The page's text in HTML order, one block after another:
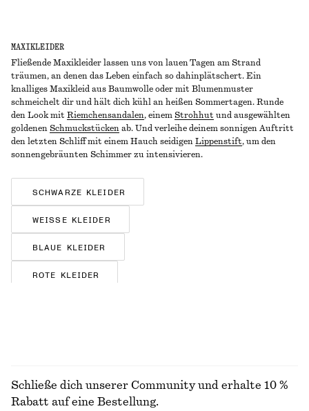
MAXIKLEIDER
Fließende Maxikleider lassen uns von lauen Tagen am Strand
träumen, an denen das Leben einfach so dahinplätschert. Ein
knalliges Maxikleid aus Baumwolle oder mit Blumenmuster
schmeichelt dir und hält dich kühl an heißen Sommertagen. Runde
den Look mit Riemchensandalen, einem Strohhut und ausgewählten
goldenen Schmuckstücken ab. Und verleihe deinem sonnigen Auftritt
den letzten Schliff mit einem Hauch seidigen Lippenstift, um den
sonnengebräunten Schimmer zu intensivieren.
SCHWARZE KLEIDER
WEISSE KLEIDER
BLAUE KLEIDER
ROTE KLEIDER
SATINKLEIDER
Schließe dich unserer Community und erhalte 10 %
Rabatt auf eine Bestellung.